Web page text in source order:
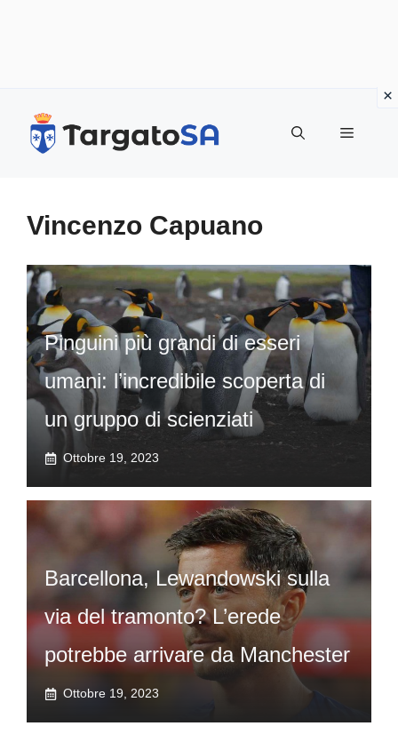
Menu
Vincenzo Capuano
Pinguini più grandi di esseri
umani: l’incredibile scoperta di
un gruppo di scienziati
Ottobre 19, 2023
Barcellona, Lewandowski sulla
via del tramonto? L’erede
potrebbe arrivare da Manchester
Ottobre 19, 2023